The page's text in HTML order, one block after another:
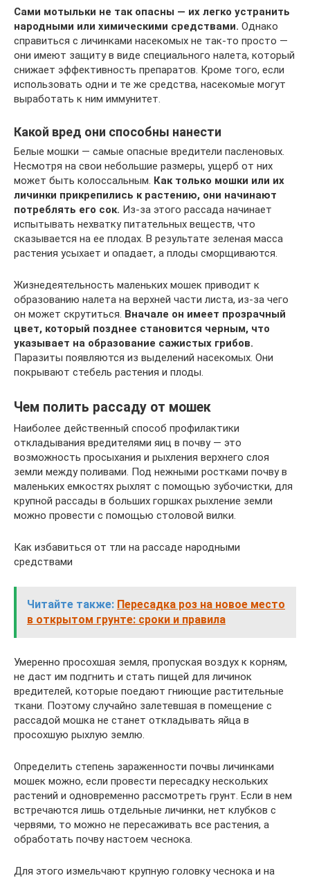
Сами мотыльки не так опасны — их легко устранить
народными или химическими средствами. Однако
справиться с личинками насекомых не так-то просто —
они имеют защиту в виде специального налета, который
снижает эффективность препаратов. Кроме того, если
использовать одни и те же средства, насекомые могут
выработать к ним иммунитет.
Какой вред они способны нанести
Белые мошки — самые опасные вредители пасленовых.
Несмотря на свои небольшие размеры, ущерб от них
может быть колоссальным. Как только мошки или их
личинки прикрепились к растению, они начинают
потреблять его сок. Из-за этого рассада начинает
испытывать нехватку питательных веществ, что
сказывается на ее плодах. В результате зеленая масса
растения усыхает и опадает, а плоды сморщиваются.
Жизнедеятельность маленьких мошек приводит к
образованию налета на верхней части листа, из-за чего
он может скрутиться. Вначале он имеет прозрачный
цвет, который позднее становится черным, что
указывает на образование сажистых грибов.
Паразиты появляются из выделений насекомых. Они
покрывают стебель растения и плоды.
Чем полить рассаду от мошек
Наиболее действенный способ профилактики
откладывания вредителями яиц в почву — это
возможность просыхания и рыхления верхнего слоя
земли между поливами. Под нежными ростками почву в
маленьких емкостях рыхлят с помощью зубочистки, для
крупной рассады в больших горшках рыхление земли
можно провести с помощью столовой вилки.
Как избавиться от тли на рассаде народными
средствами
Читайте также: Пересадка роз на новое место
в открытом грунте: сроки и правила
Умеренно просохшая земля, пропуская воздух к корням,
не даст им подгнить и стать пищей для личинок
вредителей, которые поедают гниющие растительные
ткани. Поэтому случайно залетевшая в помещение с
рассадой мошка не станет откладывать яйца в
просохшую рыхлую землю.
Определить степень зараженности почвы личинками
мошек можно, если провести пересадку нескольких
растений и одновременно рассмотреть грунт. Если в нем
встречаются лишь отдельные личинки, нет клубков с
червями, то можно не пересаживать все растения, а
обработать почву настоем чеснока.
Для этого измельчают крупную головку чеснока и на